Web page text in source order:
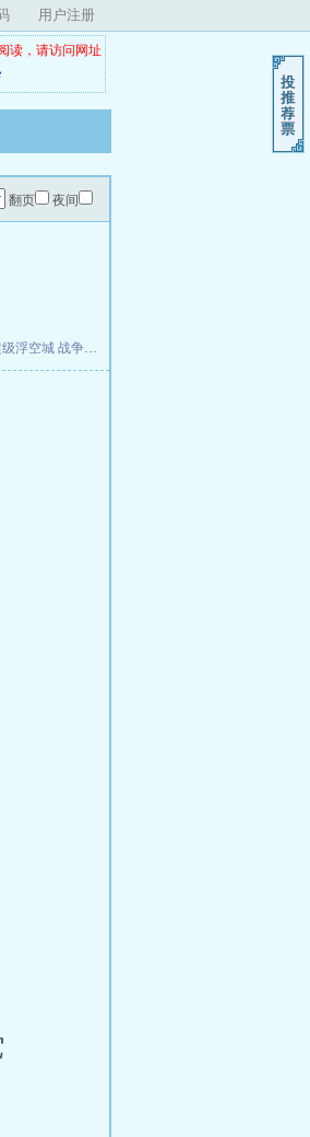
用户注册
读，请访问网址
翻页 夜间
级浮空城 战争天堂